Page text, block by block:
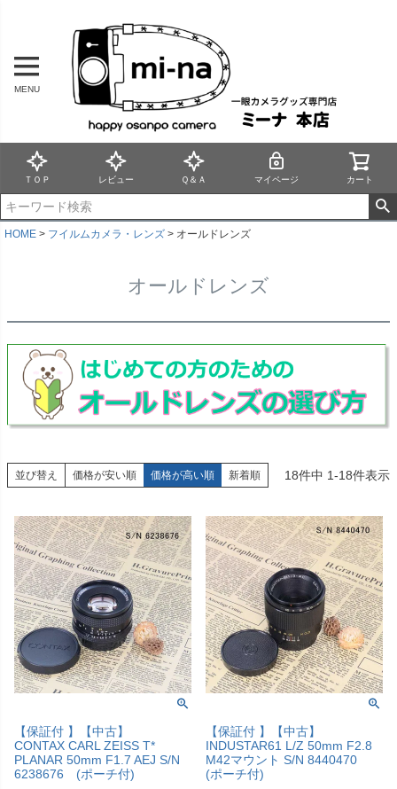
MENU
ＴＯＰ レビュー Ｑ＆Ａ マイページ カート
HOME フイルムカメラ・レンズ オールドレンズ
オールドレンズ
並び替え 価格が安い順 価格が高い順 新着順 18件中 1-18件表示
【保証付 】【中古】
CONTAX CARL ZEISS T*
PLANAR 50mm F1.7 AEJ S/N
6238676 (ポーチ付)
【保証付 】【中古】
INDUSTAR61 L/Z 50mm F2.8
M42マウント S/N 8440470
(ポーチ付)